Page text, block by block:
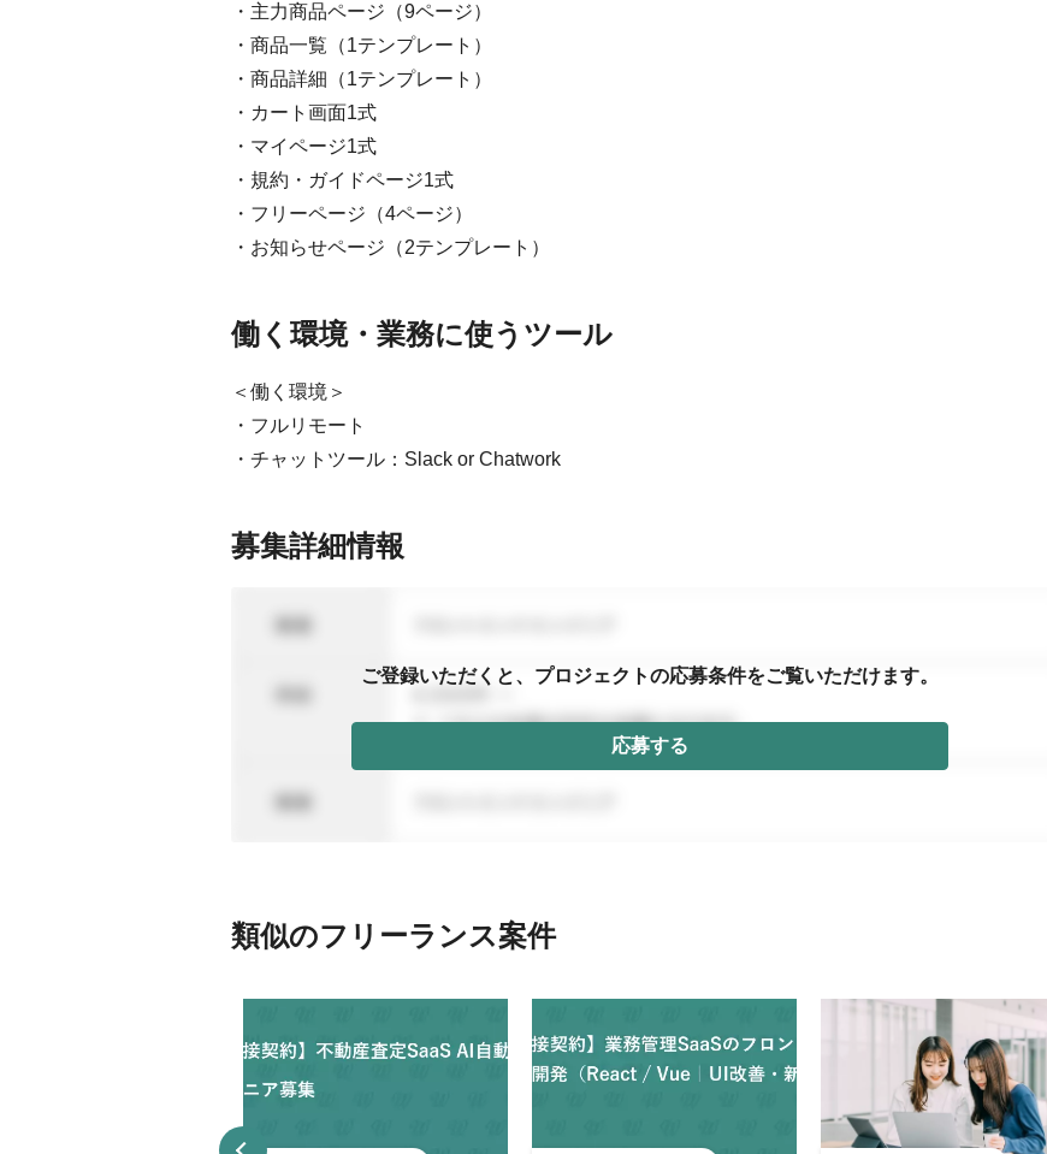
・主力商品ページ（9ページ）
・商品一覧（1テンプレート）
・商品詳細（1テンプレート）
・カート画面1式
・マイページ1式
・規約・ガイドページ1式
・フリーページ（4ページ）
・お知らせページ（2テンプレート）
働く環境・業務に使うツール
＜働く環境＞
・フルリモート
・チャットツール：Slack or Chatwork
募集詳細情報
ご登録いただくと、プロジェクトの応募条件をご覧いただけます。
応募する
類似のフリーランス案件